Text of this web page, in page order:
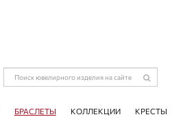
БРАСЛЕТЫ КОЛЛЕКЦИИ КРЕСТЫ